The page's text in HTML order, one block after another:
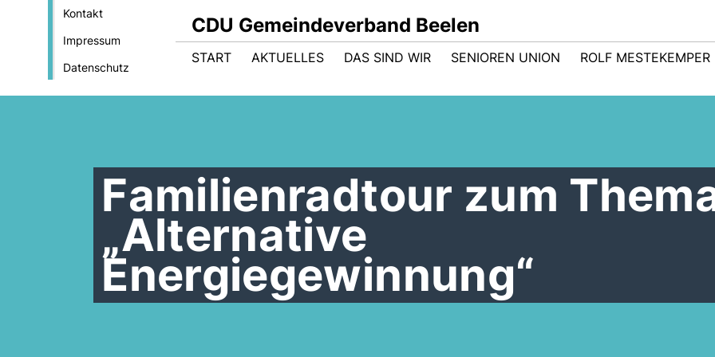
Kontakt
Impressum
Datenschutz
CDU Gemeindeverband Beelen
START AKTUELLES DAS SIND WIR SENIOREN UNION ROLF MESTEKEMPER
Familienradtour zum
Alternative
Energiegewinnung“